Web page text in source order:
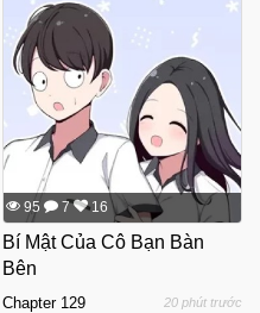
95 7 16
Bí Mật Của Cô Bạn Bàn
Bên
Chapter 129 20 phút trước